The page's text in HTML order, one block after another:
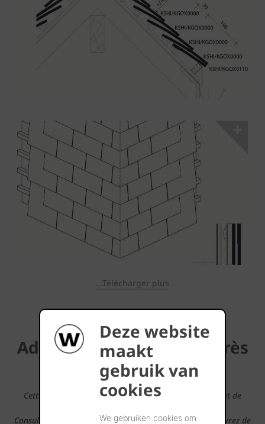
Deze website
maakt
gebruik van
cookies
We gebruiken cookies om
...Télécharger plus
Adresses de références près
de chez vous
Cette tuile en terre cuite semble convenir à votre projet de
Consultez alors notre outil Maisons Inspirantes et découvrez de